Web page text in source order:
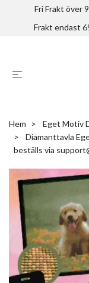
Fri Frakt över
Frakt endast
Hem
Eget Motiv
Diamanttavla
beställs via